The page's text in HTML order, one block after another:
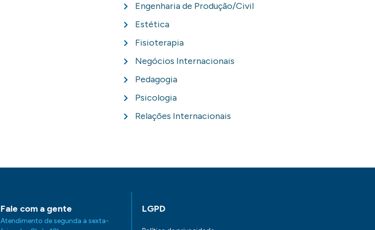
Engenharia de Produção/Civil
Estética
Fisioterapia
Negócios Internacionais
Pedagogia
Psicologia
Relações Internacionais
Fale com a gente
Atendimento de segunda a sexta-
LGPD